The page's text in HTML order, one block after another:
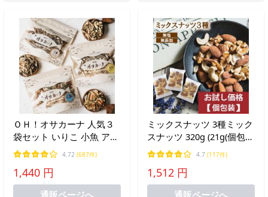
ＯＨ！オサカーナ 人気３
袋セット いりこ 小魚 アー
モンド アーモンドフィッ
シュ キャンプ飯 片口 イワ
シ ポイント消化 おやつ お
つまみ 送料無料
4.72 (687件)
1,440 円
通販ページへ
ミックスナッツ 3種ミック
スナッツ 320g (21g(個包装
込)が約15袋) 小分け (アー
モンド カシューナッツ ク
ルミ) 個包装小袋 無植物油
グルメ みのや
4.7 (117件)
1,512 円
通販ページへ